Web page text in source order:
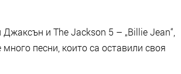
и The Jackson 5 – „Billie Jean“,
много песни, които са оставили своя